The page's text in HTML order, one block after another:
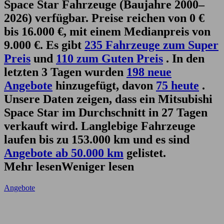
Space Star Fahrzeuge (Baujahre 2000–
2026) verfügbar. Preise reichen von 0 €
bis 16.000 €, mit einem Medianpreis von
9.000 €. Es gibt 235 Fahrzeuge zum Super
Preis und 110 zum Guten Preis . In den
letzten 3 Tagen wurden 198 neue
Angebote hinzugefügt, davon 75 heute .
Unsere Daten zeigen, dass ein Mitsubishi
Space Star im Durchschnitt in 27 Tagen
verkauft wird. Langlebige Fahrzeuge
laufen bis zu 153.000 km und es sind
Angebote ab 50.000 km gelistet.
Mehr lesenWeniger lesen
Angebote